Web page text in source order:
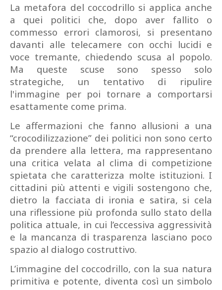
La metafora del coccodrillo si applica anche
a quei politici che, dopo aver fallito o
commesso errori clamorosi, si presentano
davanti alle telecamere con occhi lucidi e
voce tremante, chiedendo scusa al popolo.
Ma queste scuse sono spesso solo
strategiche, un tentativo di ripulire
l'immagine per poi tornare a comportarsi
esattamente come prima.
Le affermazioni che fanno allusioni a una
“crocodilizzazione” dei politici non sono certo
da prendere alla lettera, ma rappresentano
una critica velata al clima di competizione
spietata che caratterizza molte istituzioni. I
cittadini più attenti e vigili sostengono che,
dietro la facciata di ironia e satira, si cela
una riflessione più profonda sullo stato della
politica attuale, in cui l’eccessiva aggressività
e la mancanza di trasparenza lasciano poco
spazio al dialogo costruttivo.
L’immagine del coccodrillo, con la sua natura
primitiva e potente, diventa così un simbolo